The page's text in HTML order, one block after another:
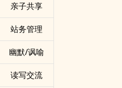
亲子共享
站务管理
幽默/讽喻
读写交流